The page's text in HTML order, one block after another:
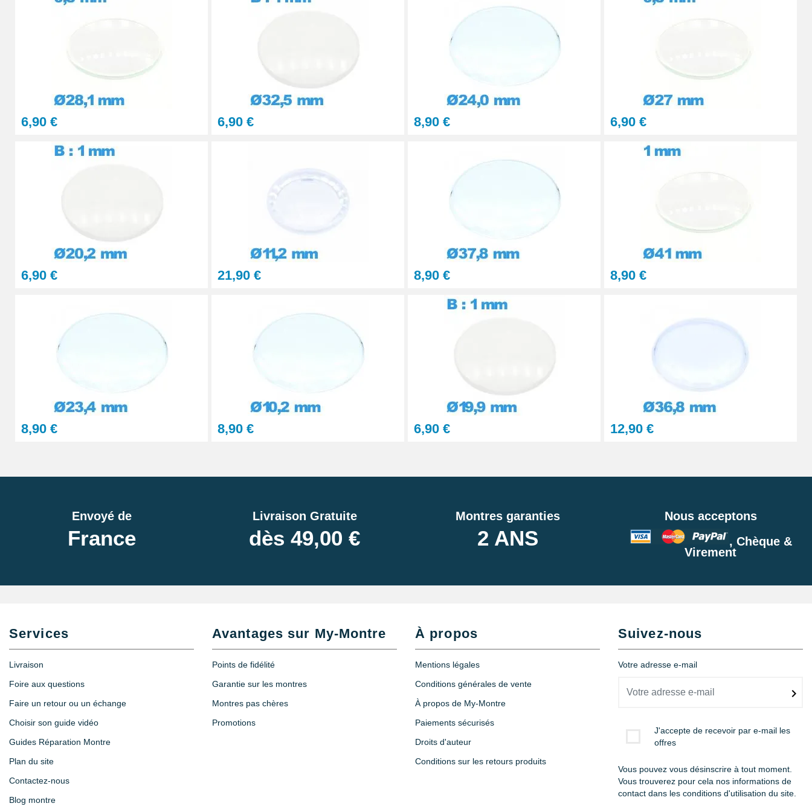
60,90 €
Ajouter au panier
Pince pour Changer un Verre de Montre
6,90 € 6,90 € 8,90 € 6,90 €
6,90 € 21,90 € 8,90 € 8,90 €
8,90 € 8,90 € 6,90 € 12,90 €
Envoyé de
France
Livraison Gratuite
dès 49,00 €
Montres garanties
2 ANS
Nous acceptons
, Chèque &
Virement
Services
Livraison
Foire aux questions
Faire un retour ou un échange
Choisir son guide vidéo
Guides Réparation Montre
Plan du site
Contactez-nous
Blog montre
Avantages sur My-Montre
Points de fidélité
Garantie sur les montres
Montres pas chères
Promotions
À propos
Mentions légales
Conditions générales de vente
À propos de My-Montre
Paiements sécurisés
Droits d'auteur
Conditions sur les retours produits
Suivez-nous
Votre adresse e-mail
J'accepte de recevoir par e-mail les
offres
Vous pouvez vous désinscrire à tout moment.
Vous trouverez pour cela nos informations de
contact dans les conditions d'utilisation du site.